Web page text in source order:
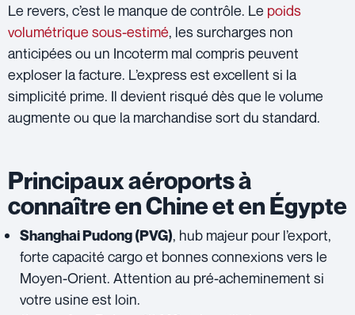
Le revers, c’est le manque de contrôle. Le poids
volumétrique sous-estimé, les surcharges non
anticipées ou un Incoterm mal compris peuvent
exploser la facture. L’express est excellent si la
simplicité prime. Il devient risqué dès que le volume
augmente ou que la marchandise sort du standard.
Principaux aéroports à
connaître en Chine et en Égypte
Shanghai Pudong(PVG), hub majeur pour l’export,
forte capacité cargo et bonnes connexions vers le
Moyen-Orient. Attention au pré-acheminement si
votre usine est loin.